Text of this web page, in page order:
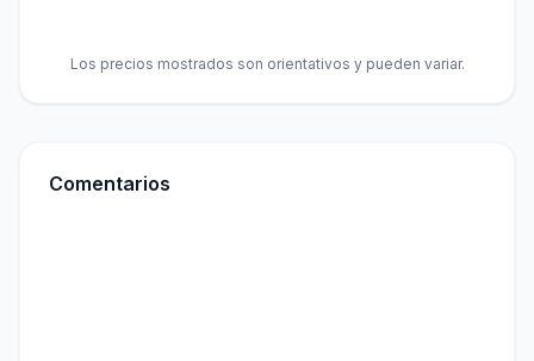
Los precios mostrados son orientativos y pueden variar.
Comentarios